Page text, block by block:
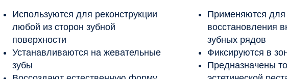
изделия
сомневаетесь, какая конструкция подойдет в вашем случае, обратитесь
ортопеду —
Богачеву Александру Андреевичу,Арустамову
.Он проведет обследование и поможет выбрать наиболее
вариант.